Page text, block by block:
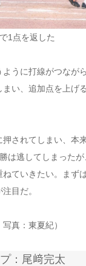
1点を返した
ように打線がつなが
まい、追加点を上げ
押されてしまい、本
は逃してしまった
ねていきたい。まず
目だ。
真：東夏紀）
：尾﨑完太